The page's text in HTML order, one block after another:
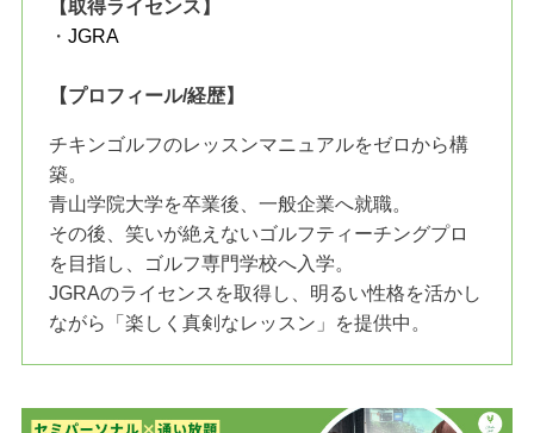
【取得ライセンス】
・JGRA
【プロフィール/経歴】
チキンゴルフのレッスンマニュアルをゼロから構
築。
青山学院大学を卒業後、一般企業へ就職。
その後、笑いが絶えないゴルフティーチングプロ
を目指し、ゴルフ専門学校へ入学。
JGRAのライセンスを取得し、明るい性格を活かし
ながら「楽しく真剣なレッスン」を提供中。